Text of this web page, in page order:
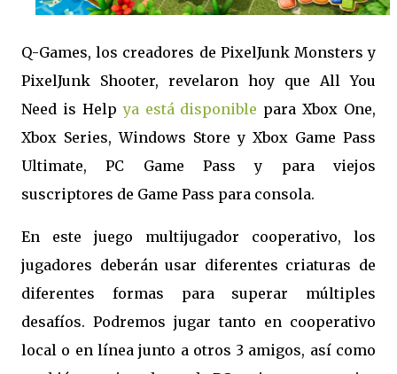
Q-Games, los creadores de PixelJunk Monsters y
PixelJunk Shooter, revelaron hoy que All You
Need is Helpya está disponible para Xbox One,
Xbox Series, Windows Store y Xbox Game Pass
Ultimate, PC Game Pass y para viejos
suscriptores de Game Pass para consola.
En este juego multijugador cooperativo, los
jugadores deberán usar diferentes criaturas de
diferentes formas para superar múltiples
desafíos. Podremos jugar tanto en cooperativo
local o en línea junto a otros 3 amigos, así como